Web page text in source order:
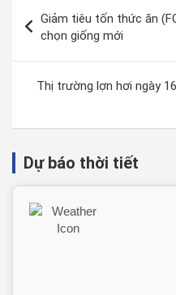
Giảm tiêu tốn thức ăn
chọn giống mới
Thị trường lợn hơi ngày
Dự báo thời tiết